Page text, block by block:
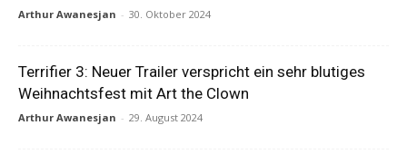
Arthur Awanesjan - 30. Oktober 2024
Terrifier 3: Neuer Trailer verspricht ein sehr blutiges
Weihnachtsfest mit Art the Clown
Arthur Awanesjan - 29. August 2024